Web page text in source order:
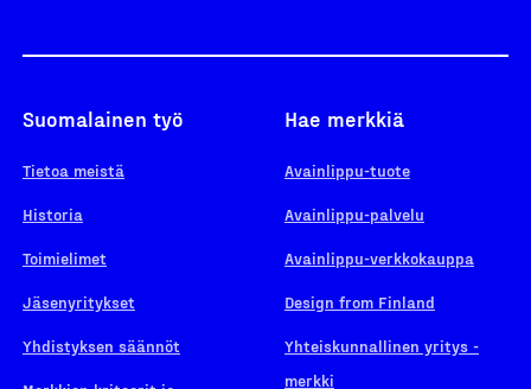
Suomalainen työ
Tietoa meistä
Historia
Toimielimet
Jäsenyritykset
Yhdistyksen säännöt
Hae merkkiä
Avainlippu-tuote
Avainlippu-palvelu
Avainlippu-verkkokauppa
Design from Finland
Yhteiskunnallinen yritys -
merkki